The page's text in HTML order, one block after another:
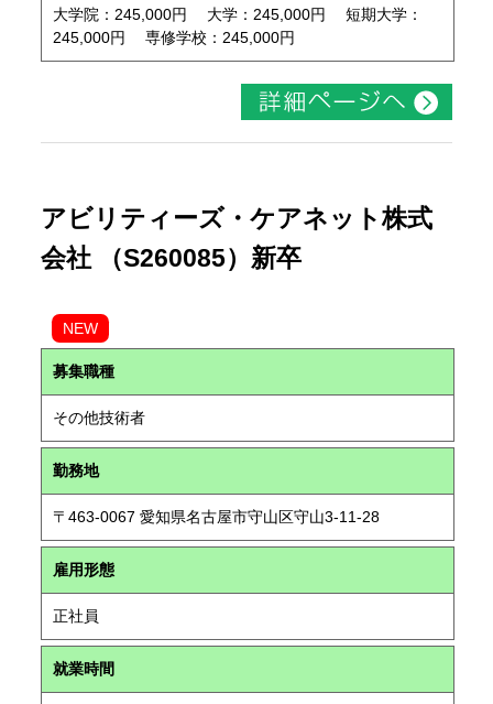
大学院：245,000円 大学：245,000円 短期大学：
245,000円 専修学校：245,000円
アビリティーズ・ケアネット株式
会社 （S260085）新卒
NEW
募集職種
その他技術者
勤務地
〒463-0067 愛知県名古屋市守山区守山3-11-28
雇用形態
正社員
就業時間